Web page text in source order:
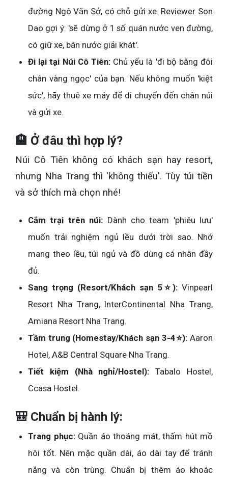
đường Ngô Văn Sở, có chỗ gửi xe. Reviewer Son
Dao gợi ý: 'sẽ dừng ở 1 số quán nước ven đường,
có giữ xe, bán nước giải khát'.
Đi lại tại Núi Cô Tiên:Chủ yếu là 'đi bộ bằng đôi
chân vàng ngọc' của bạn. Nếu không muốn 'kiệt
sức', hãy thuê xe máy để di chuyển đến chân núi
và gửi xe.
🏨 Ở đâu thì hợp lý?
Núi Cô Tiên không có khách sạn hay resort,
nhưng Nha Trang thì 'không thiếu'. Tùy túi tiền
và sở thích mà chọn nhé!
Cắm trại trên núi: Dành cho team 'phiêu lưu'
muốn trải nghiệm ngủ lều dưới trời sao. Nhớ
mang theo lều, túi ngủ và đồ dùng cá nhân đầy
đủ.
Sang trọng (Resort/Khách sạn 5⭐): Vinpearl
Resort Nha Trang, InterContinental Nha Trang,
Amiana Resort Nha Trang.
Tầm trung (Homestay/Khách sạn 3-4⭐): Aaron
Hotel, A&B Central Square Nha Trang.
Tiết kiệm (Nhà nghỉ/Hostel): Tabalo Hostel,
Ccasa Hostel.
🎒 Chuẩn bị hành lý:
Trang phục:Quần áo thoáng mát, thấm hút mồ
hôi tốt. Nên mặc quần dài, áo dài tay để tránh
nắng và côn trùng. Chuẩn bị thêm áo khoác